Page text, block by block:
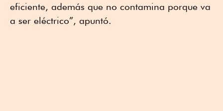
eficiente, además que no contamina porque va
a ser eléctrico”, apuntó.